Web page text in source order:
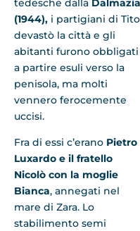
tedesche dalla Dalmazia
(1944), i partigiani di Tito
devastò la città e gli
abitanti furono obbligati
a partire esuli verso la
penisola, ma molti
vennero ferocemente
uccisi.
Fra di essi c’erano Pietro
Luxardo e il fratello
Nicolò con la moglie
Bianca, annegati nel
mare di Zara. Lo
stabilimento semi